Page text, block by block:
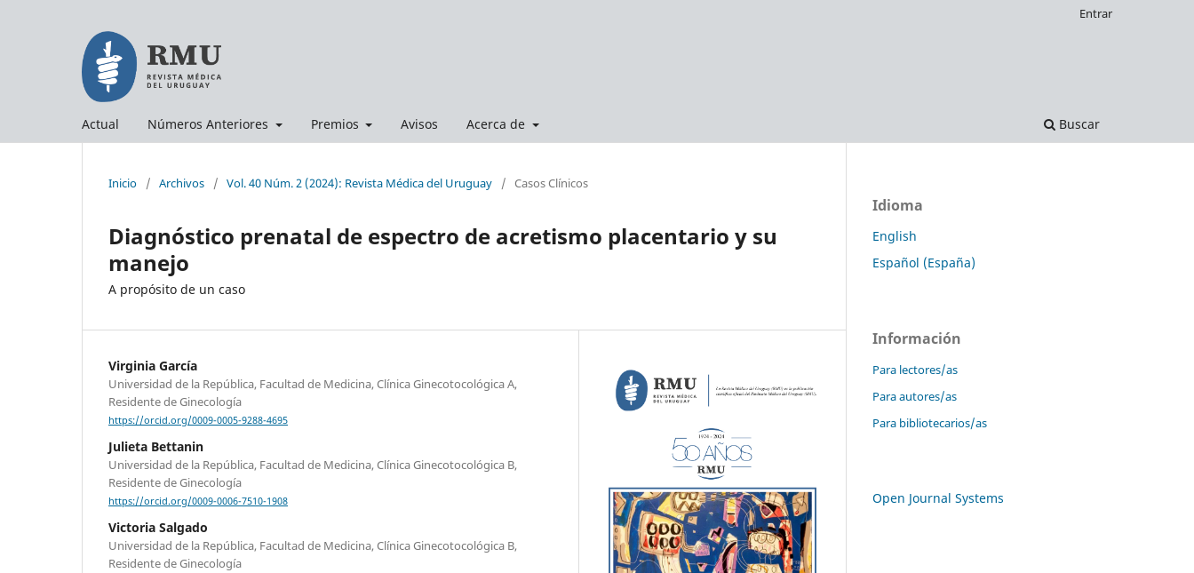
Actual Números Anteriores Premios Avisos Acerca de Buscar
Entrar
Inicio / Archivos / Vol. 40 Núm. 2 (2024): Revista Médica del Uruguay / Casos Clínicos
Diagnóstico prenatal de espectro de acretismo placentario y su
manejo
A propósito de un caso
Virginia García
Universidad de la República, Facultad de Medicina, Clínica Ginecotocológica A,
Residente de Ginecología
https://orcid.org/0009-0005-9288-4695
Julieta Bettanin
Universidad de la República, Facultad de Medicina, Clínica Ginecotocológica B,
Residente de Ginecología
https://orcid.org/0009-0006-7510-1908
Victoria Salgado
Universidad de la República, Facultad de Medicina, Clínica Ginecotocológica B,
Residente de Ginecología
Idioma
English
Español (España)
Información
Para lectores/as
Para autores/as
Para bibliotecarios/as
Open Journal Systems